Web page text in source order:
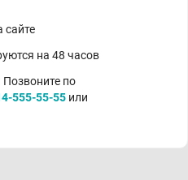
сайте
на 48 часов
по
555-55-55 или